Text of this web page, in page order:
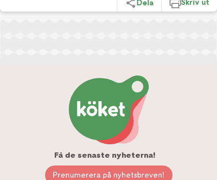
Dela Skriv ut
Få de senaste nyheterna!
Prenumerera på nyhetsbreven!